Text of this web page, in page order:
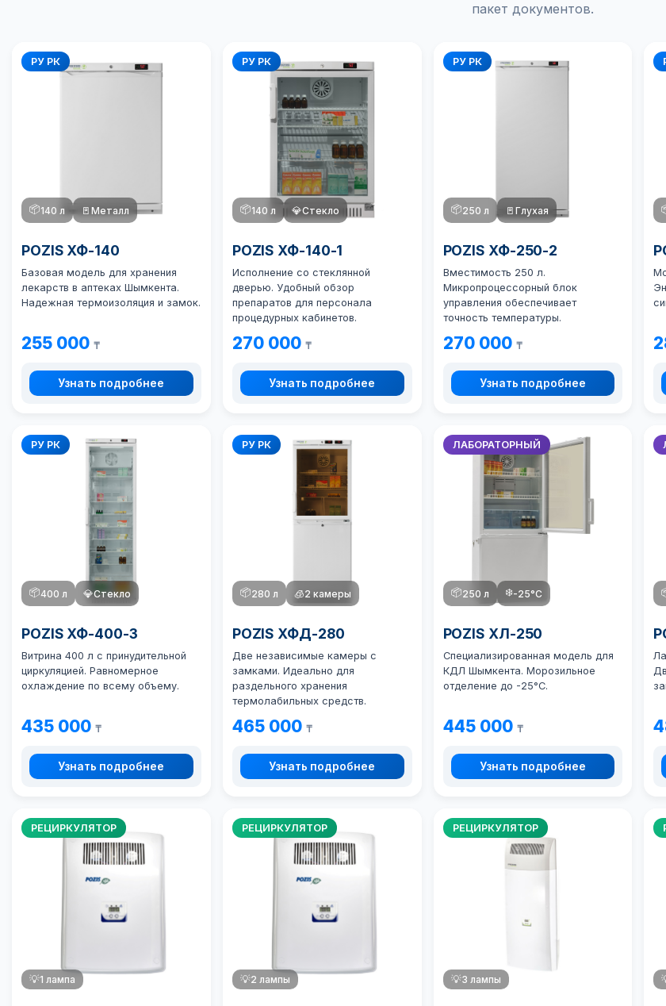
пакет документов.
РУ РК
📦140 л 🚪 Металл
POZIS ХФ-140
Базовая модель для хранения
лекарств в аптеках Шымкента.
Надежная термоизоляция и замок.
255 000 ₸
Узнать подробнее
РУ РК
📦140 л 💎Стекло
POZIS ХФ-140-1
Исполнение со стеклянной
дверью. Удобный обзор
препаратов для персонала
процедурных кабинетов.
270 000 ₸
Узнать подробнее
РУ РК
📦250 л 🚪 Глухая
POZIS ХФ-250-2
Вместимость 250 л.
Микропроцессорный блок
управления обеспечивает
точность температуры.
270 000 ₸
Узнать подробнее
РУ РК
📦400 л 💎Стекло
POZIS ХФ-400-3
Витрина 400 л с принудительной
циркуляцией. Равномерное
охлаждение по всему объему.
435 000 ₸
Узнать подробнее
РУ РК
📦280 л 🧊2 камеры
POZIS ХФД-280
Две независимые камеры с
замками. Идеально для
раздельного хранения
термолабильных средств.
465 000 ₸
Узнать подробнее
ЛАБОРАТОРНЫЙ
📦250 л ❄️-25°C
POZIS ХЛ-250
Специализированная модель для
КДЛ Шымкента. Морозильное
отделение до -25°C.
445 000 ₸
Узнать подробнее
РЕЦИРКУЛЯТОР
💡1 лампа
РЕЦИРКУЛЯТОР
💡2 лампы
РЕЦИРКУЛЯТОР
💡3 лампы